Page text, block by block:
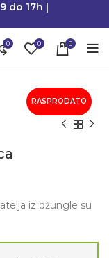
do 17h |
0 0 0
RASPRODATO
iz džungle su